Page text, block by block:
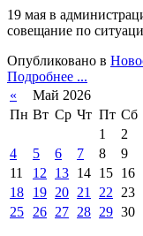
19 мая в
совещание по
Опубликовано в
Подробнее ...
«
Май 2026
Пн Вт Ср Чт Пт Сб
1
2
4
5 6 7 8 9
11
12 13 14 15 16
18
19 20 21 22 23
25 26 27 28 29 30